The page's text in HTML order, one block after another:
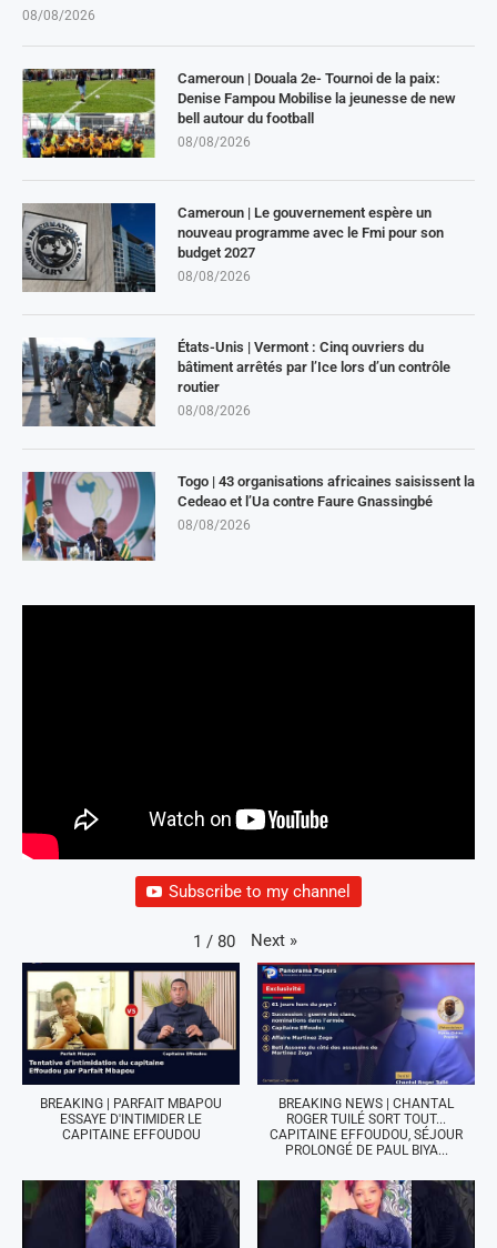
08/08/2026
Cameroun | Douala 2e- Tournoi de la paix:
Denise Fampou Mobilise la jeunesse de new
bell autour du football
08/08/2026
Cameroun | Le gouvernement espère un
nouveau programme avec le Fmi pour son
budget 2027
08/08/2026
États-Unis | Vermont : Cinq ouvriers du
bâtiment arrêtés par l’Ice lors d’un contrôle
routier
08/08/2026
Togo | 43 organisations africaines saisissent la
Cedeao et l’Ua contre Faure Gnassingbé
08/08/2026
Subscribe to my channel
1 / 80 Next »
BREAKING | PARFAIT MBAPOU
ESSAYE D'INTIMIDER LE
CAPITAINE EFFOUDOU
BREAKING NEWS | CHANTAL
ROGER TUILÉ SORT TOUT...
CAPITAINE EFFOUDOU, SÉJOUR
PROLONGÉ DE PAUL BIYA...